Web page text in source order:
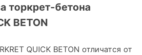
торкрет-бетона
BETON
QUICK BETON отличатся от